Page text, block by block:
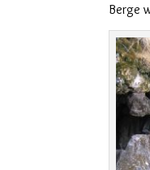
Berge